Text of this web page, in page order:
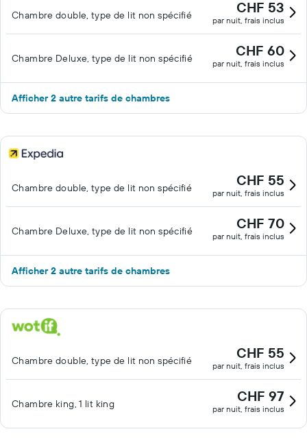
Chambre double, type de lit non spécifié CHF 53
par nuit, frais inclus
Chambre Deluxe, type de lit non spécifié CHF 60
par nuit, frais inclus
Afficher 2 autre tarifs de chambres
Chambre double, type de lit non spécifié CHF 55
par nuit, frais inclus
Chambre Deluxe, type de lit non spécifié CHF 70
par nuit, frais inclus
Afficher 2 autre tarifs de chambres
Chambre double, type de lit non spécifié CHF 55
par nuit, frais inclus
Chambre king, 1 lit king CHF 97
par nuit, frais inclus